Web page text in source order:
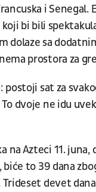
i Senegal.
bi bili
dolaze sa
prostora za
postoji sat za
dvoje ne idu
na Azteci 11. juna,
to 39 dana
devet